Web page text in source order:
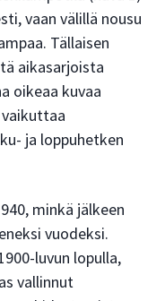
vaan välillä nousu
Tällaisen
aikasarjoista
oikeaa kuvaa
ja loppuhetken
minkä jälkeen
vuodeksi.
luvun lopulla,
vallinnut